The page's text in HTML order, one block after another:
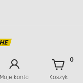
Moje konto Koszyk
0